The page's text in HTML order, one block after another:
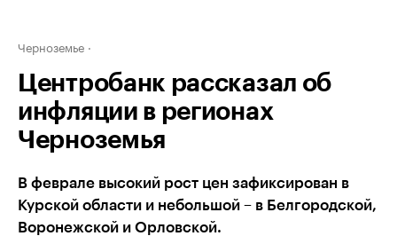
Черноземье
Центробанк рассказал об
инфляции в регионах
Черноземья
В феврале высокий рост цен зафиксирован в
Курской области и небольшой – в Белгородской,
Воронежской и Орловской.